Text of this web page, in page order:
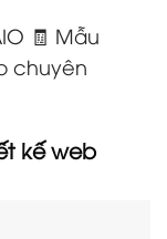
🧾 Mẫu
chuyên
kế web